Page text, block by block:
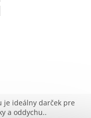
je ideálny darček pre
a oddychu..